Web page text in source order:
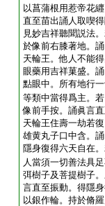
以菖蒲根用惹帝花
直至苗出誦人取喫
見妙吉祥聽聞説法
於像前右膝著地。
天輪王。他人不能
眼藥用吉祥菓盛。
點眼中。所有地行
等類中當得爲主。
像前手按。誦眞言
天輪王住壽一劫若
雄黄丸子口中含。
隱身復得六天自在
人當須一切善法具
弭樹子及菩提樹子
言直至振動。得隱
以銀作輪。持於脩